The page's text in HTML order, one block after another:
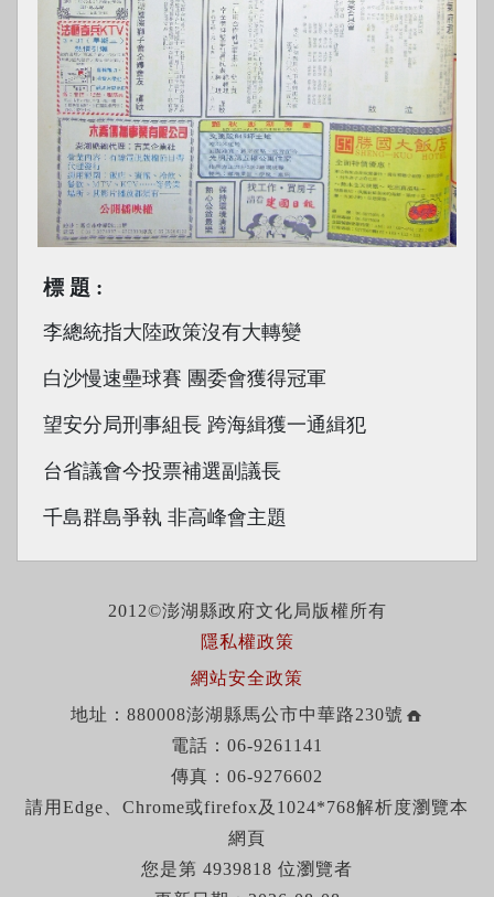
標題
李總統指大陸政策沒有大轉變
白沙慢速壘球賽 團委會獲得冠軍
望安分局刑事組長 跨海緝獲一通緝犯
台省議會今投票補選副議長
千島群島爭執 非高峰會主題
2012©澎湖縣政府文化局版權所有
隱私權政策
網站安全政策
地址：880008澎湖縣馬公市中華路230號
電話：06-9261141
傳真：06-9276602
請用Edge、Chrome或firefox及1024*768解析度瀏覽本
網頁
您是第 4939818 位瀏覽者